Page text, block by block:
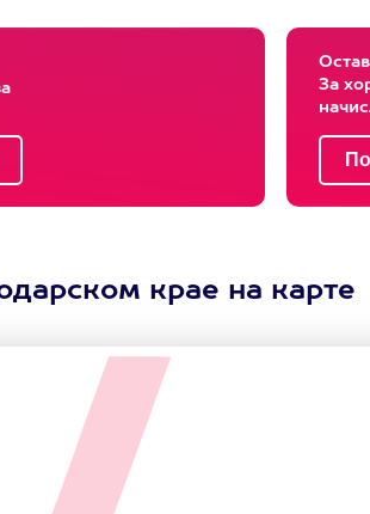
За
крае на карте